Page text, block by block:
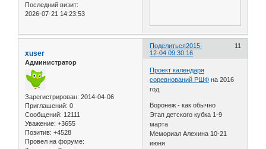
Последний визит:
2026-07-21 14:23:53
Поделиться 11
2015-
12-04 09:30:16
xuser
Администратор
Зарегистрирован: 2014-04-06
Приглашений: 0
Сообщений: 12111
Уважение: +3655
Позитив: +4528
Провел на форуме:
Проект календаря
соревнований РШФ на 2016
год
Воронеж - как обычно
Этап детского кубка 1-9
марта
Мемориал Алехина 10-21
июня